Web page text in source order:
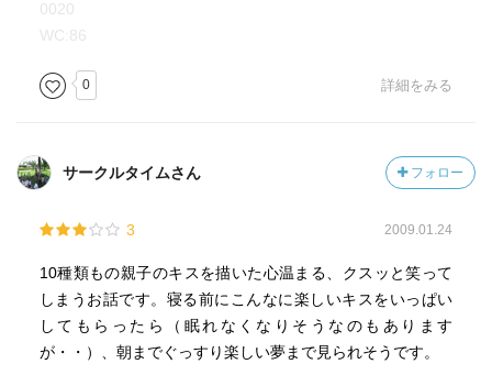
0020
WC:86
0 詳細をみる
サークルタイムさん フォロー
3 2009.01.24
10種類もの親子のキスを描いた心温まる、クスッと笑って
しまうお話です。寝る前にこんなに楽しいキスをいっぱい
してもらったら（眠れなくなりそうなのもあります
が・・）、朝までぐっすり楽しい夢まで見られそうです。